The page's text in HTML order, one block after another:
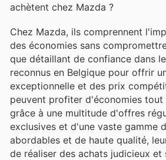
achètent chez Mazda ?
Chez Mazda, ils comprennent
des économies sans
que détaillant de confiance dans
reconnus en Belgique pour offrir
exceptionnelle et des prix
peuvent profiter d'économies tout
grâce à une multitude d'offres
exclusives et d'une vaste gamme
abordables et de haute qualité,
de réaliser des achats judicieux et